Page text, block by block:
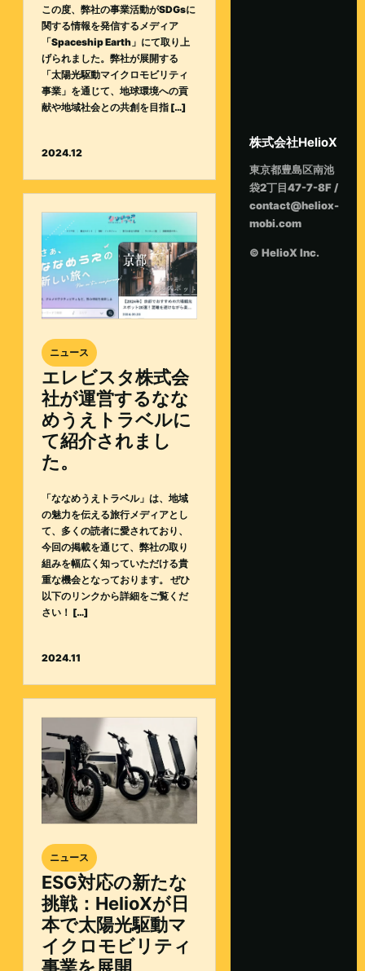
この度、弊社の事業活動がSDGsに
関する情報を発信するメディア
「Spaceship Earth」にて取り上
げられました。弊社が展開する
「太陽光駆動マイクロモビリティ
事業」を通じて、地球環境への貢
献や地域社会との共創を目指 […]
2024.12
ニュース
エレビスタ株式会
社が運営するなな
めうえトラベルに
て紹介されまし
た。
「ななめうえトラベル」は、地域
の魅力を伝える旅行メディアとし
て、多くの読者に愛されており、
今回の掲載を通じて、弊社の取り
組みを幅広く知っていただける貴
重な機会となっております。 ぜひ
以下のリンクから詳細をご覧くだ
さい！ […]
2024.11
ニュース
ESG対応の新たな
挑戦：HelioXが日
本で太陽光駆動マ
イクロモビリティ
株式会社HelioX
東京都豊島区南池
袋2丁目47-7-8F /
contact@heliox-
mobi.com
© HelioX Inc.